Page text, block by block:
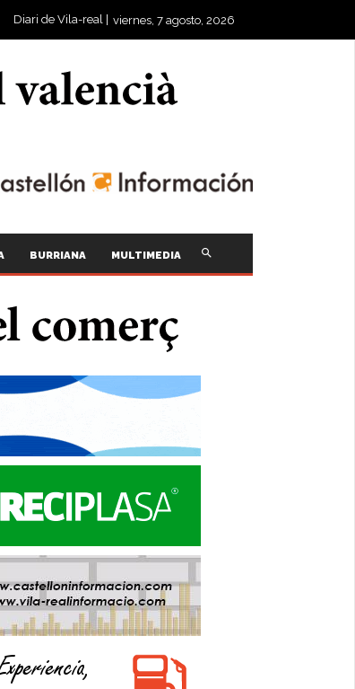
Diari de Vila-real | viernes, 7 agosto, 2026
BURRIANA MULTIMEDIA